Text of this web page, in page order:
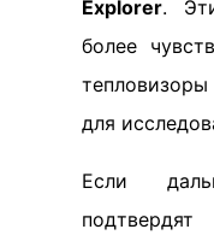
Explorer.
более
для
Если